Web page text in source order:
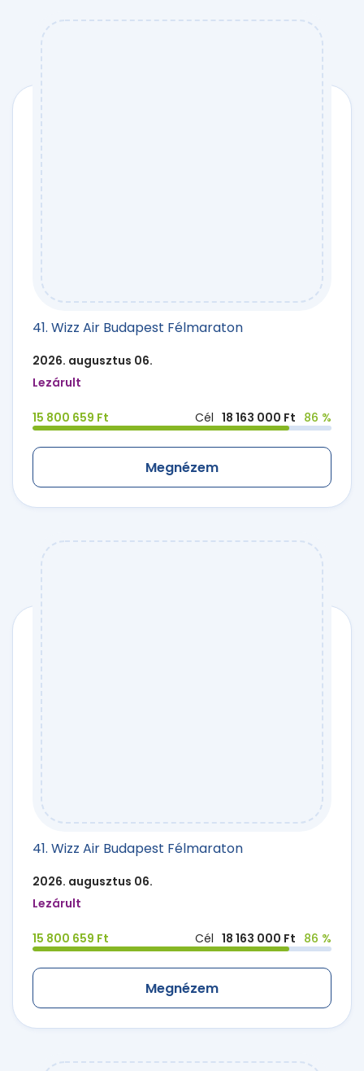
41. Wizz Air Budapest Félmaraton
2026. augusztus 06.
Lezárult
15 800 659 Ft Cél 18 163 000 Ft 86 %
Megnézem
41. Wizz Air Budapest Félmaraton
2026. augusztus 06.
Lezárult
15 800 659 Ft Cél 18 163 000 Ft 86 %
Megnézem